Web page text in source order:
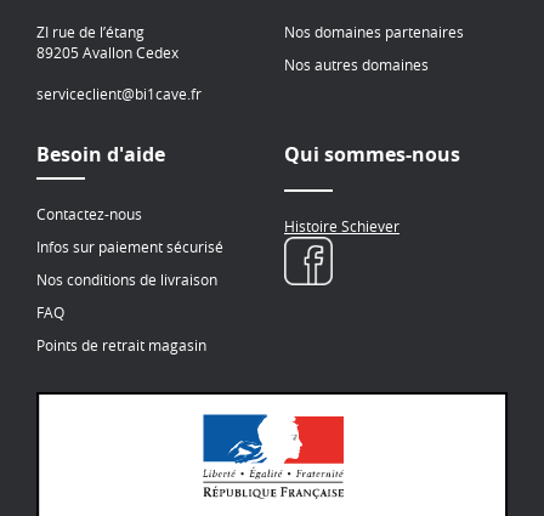
ZI rue de l’étang
89205 Avallon Cedex
serviceclient@bi1cave.fr
Nos domaines partenaires
Nos autres domaines
Besoin d'aide
Contactez-nous
Infos sur paiement sécurisé
Nos conditions de livraison
FAQ
Points de retrait magasin
Qui sommes-nous
Histoire Schiever